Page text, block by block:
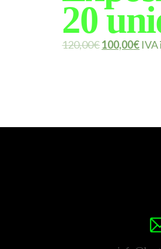
20
120,00€100,00€ IVA